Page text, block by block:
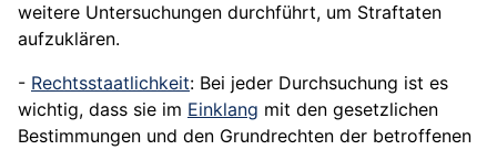
weitere Untersuchungen durchführt, um Straftaten
aufzuklären.
- Rechtsstaatlichkeit: Bei jeder Durchsuchung ist es
wichtig, dass sie im Einklang mit den gesetzlichen
Bestimmungen und den Grundrechten der betroffenen